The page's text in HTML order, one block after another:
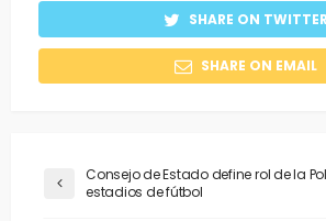
SHARE ON TWITTER
SHARE ON EMAIL
Consejo de Estado define rol de la
estadios de fútbol